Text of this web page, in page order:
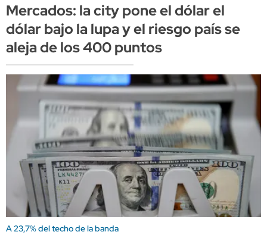
Mercados: la city pone el dólar el
dólar bajo la lupa y el riesgo país se
aleja de los 400 puntos
A 23,7% del techo de la banda